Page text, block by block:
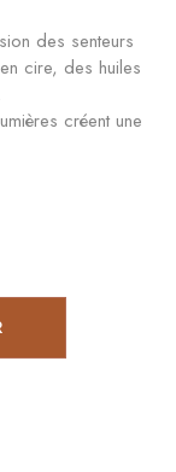
des senteurs
cire, des huiles
créent une